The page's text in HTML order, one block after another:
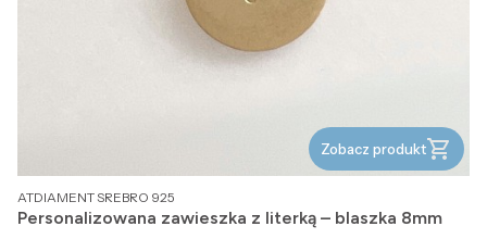
Zobacz produkt
PRODUCENT
ATDIAMENT SREBRO 925
Personalizowana zawieszka z literką – blaszka 8mm